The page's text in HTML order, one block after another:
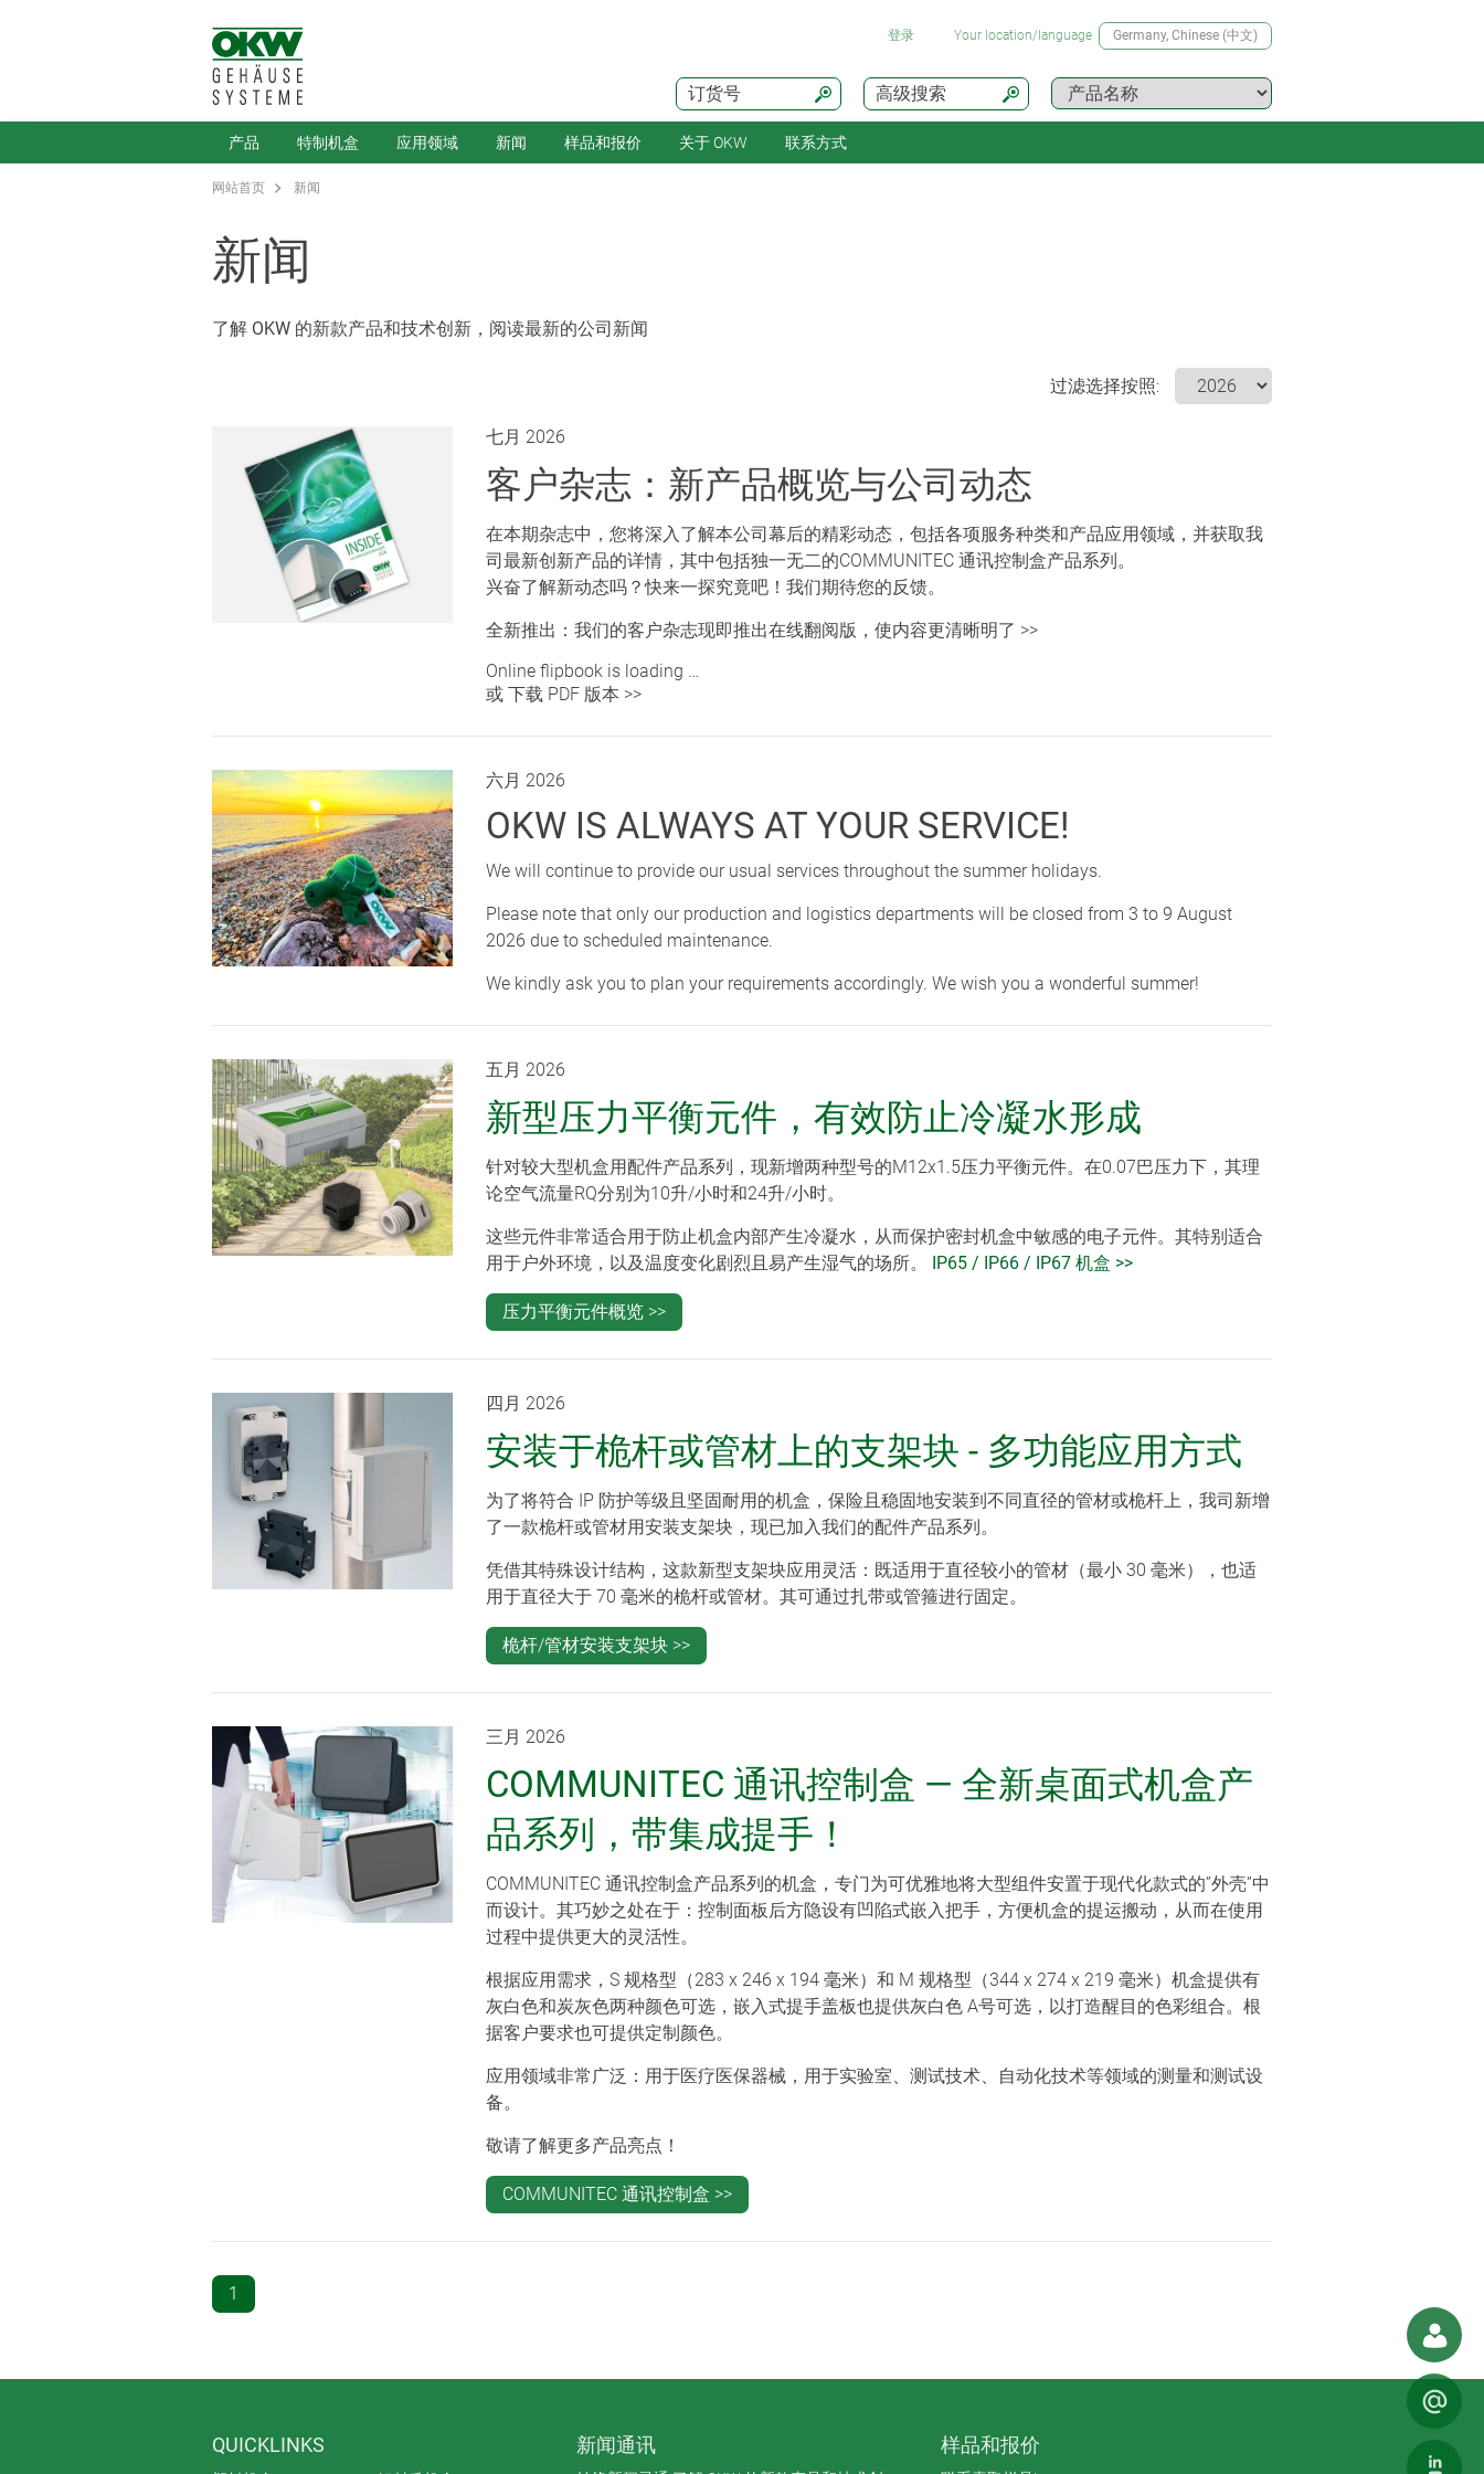
高级搜索
订货号
登录 Your location/language Germany, Chinese (中文)
产品 特制机盒 应用领域 新闻 样品和报价 关于 OKW 联系方式
网站首页 新闻
新闻
了解 OKW 的新款产品和技术创新，阅读最新的公司新闻
过滤选择按照:
七月 2026
客户杂志：新产品概览与公司动态
在本期杂志中，您将深入了解本公司幕后的精彩动态，包括各项服务种类和产品应用领域，并获取我
司最新创新产品的详情，其中包括独一无二的COMMUNITEC 通讯控制盒产品系列。
兴奋了解新动态吗？快来一探究竟吧！我们期待您的反馈。
全新推出：我们的客户杂志现即推出在线翻阅版，使内容更清晰明了 >>
Online flipbook is loading …
或 下载 PDF 版本 >>
六月 2026
OKW IS ALWAYS AT YOUR SERVICE!
We will continue to provide our usual services throughout the summer holidays.
Please note that only our production and logistics departments will be closed from 3 to 9 August
2026 due to scheduled maintenance.
We kindly ask you to plan your requirements accordingly. We wish you a wonderful summer!
五月 2026
新型压力平衡元件，有效防止冷凝水形成
针对较大型机盒用配件产品系列，现新增两种型号的M12x1.5压力平衡元件。在0.07巴压力下，其理
论空气流量RQ分别为10升/小时和24升/小时。
这些元件非常适合用于防止机盒内部产生冷凝水，从而保护密封机盒中敏感的电子元件。其特别适合
用于户外环境，以及温度变化剧烈且易产生湿气的场所。 IP65 / IP66 / IP67 机盒 >>
压力平衡元件概览 >>
四月 2026
安装于桅杆或管材上的支架块 - 多功能应用方式
为了将符合 IP 防护等级且坚固耐用的机盒，保险且稳固地安装到不同直径的管材或桅杆上，我司新增
了一款桅杆或管材用安装支架块，现已加入我们的配件产品系列。
凭借其特殊设计结构，这款新型支架块应用灵活：既适用于直径较小的管材（最小 30 毫米），也适
用于直径大于 70 毫米的桅杆或管材。其可通过扎带或管箍进行固定。
桅杆/管材安装支架块 >>
三月 2026
COMMUNITEC 通讯控制盒 — 全新桌面式机盒产
品系列，带集成提手！
COMMUNITEC 通讯控制盒产品系列的机盒，专门为可优雅地将大型组件安置于现代化款式的”外壳”中
而设计。其巧妙之处在于：控制面板后方隐设有凹陷式嵌入把手，方便机盒的提运搬动，从而在使用
过程中提供更大的灵活性。
根据应用需求，S 规格型（283 x 246 x 194 毫米）和 M 规格型（344 x 274 x 219 毫米）机盒提供有
灰白色和炭灰色两种颜色可选，嵌入式提手盖板也提供灰白色 A号可选，以打造醒目的色彩组合。根
据客户要求也可提供定制颜色。
应用领域非常广泛：用于医疗医保器械，用于实验室、测试技术、自动化技术等领域的测量和测试设
备。
敬请了解更多产品亮点！
COMMUNITEC 通讯控制盒 >>
1
QUICKLINKS 新闻通讯 样品和报价